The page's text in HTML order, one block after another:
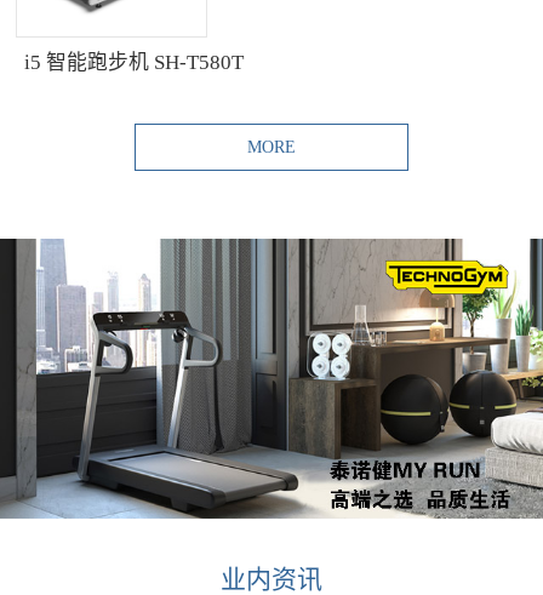
i5 智能跑步机 SH-T580T
MORE
业内资讯